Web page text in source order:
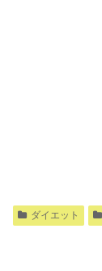
ダイエット